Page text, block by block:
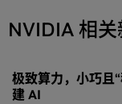
NVIDIA 相关
极致算力，小巧
建 AI